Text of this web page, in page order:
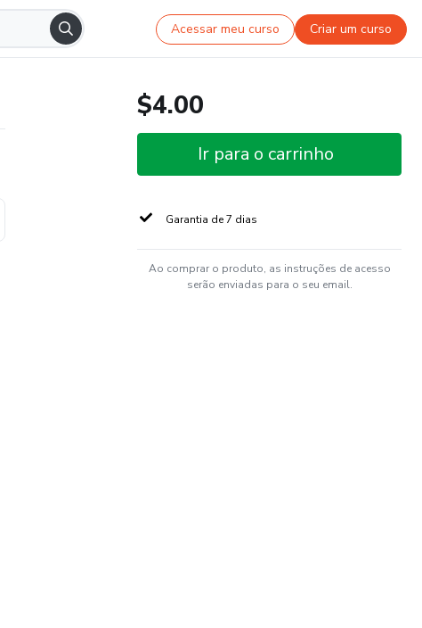
Acessar meu curso Criar um curso
$4.00
Ir para o carrinho
Garantia de 7 dias
Ao comprar o produto, as instruções de acesso
serão enviadas para o seu email.